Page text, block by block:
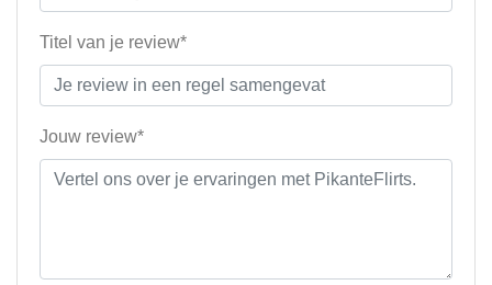
Titel van je review*
Jouw review*